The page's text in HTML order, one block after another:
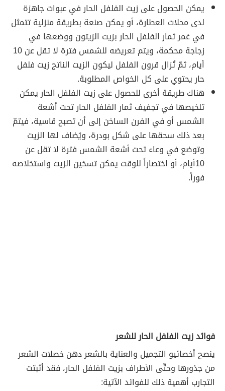
يمكن الحصول على زيت الفلفل الحار في عبوات جاهزة
لدى محلات العطارة، أو يمكن صنعة بطريقة منزلية تتمثل
في غمر ثمار الفلفل الحار بزيت الزيتون ووضعها في
زجاجة محكمة، ويتم تعريضه للشمس فترة لا تقل عن 10
أيام، ثمّ تُزال قرون الفلفل ليكون الزيت الناتج زيت فلفل
حار يحتوي على كل الخواص المطلوبة.
هناك طريقة أخرى للحصول على زيت الفلفل الحار يمكن
تلخيصها في تجفيف ثمار الفلفل الحار تحت أشعة
الشمس أو في الفرن الساخن إلى أن تصبح قاسية، فيتمّ
بعد ذلك سحقها على شكل بودرة، ويُضاف لها الزيت
وتوضع في وعاء تحت أشعة الشمس فترة لا تقل عن
10أيام، أو اختصاراً للوقت يمكن تسخين الزيت واستخلاصه
فوراً.
فوائد زيت الفلفل الحار للشعر
ينصح أخصائيو التجميل والعناية بالشعر دهن خصلات الشعر
من جذورها وحتّى الأطراف بزيت الفلفل الحار، فقد أثبتت
التجارب أهمية ذلك للفوائد الآتية: